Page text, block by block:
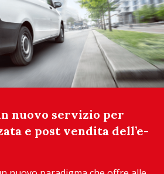
nuovo servizio per
e post vendita dell’e-